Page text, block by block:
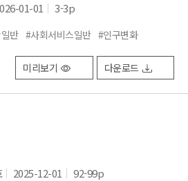
01-01 3-3p
반 #사회서비스일반 #인구변화
미리보기 다운로드
2025-12-01 92-99p